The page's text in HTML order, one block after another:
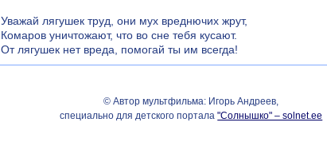
Уважай лягушек труд, они мух вреднючих жрут,
Комаров уничтожают, что во сне тебя кусают.
От лягушек нет вреда, помогай ты им всегда!
© Автор мультфильма: Игорь Андреев,
специально для детского портала"Солнышко" – solnet.ee